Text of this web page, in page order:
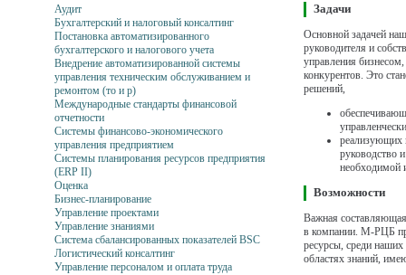
Аудит
Бухгалтерский и налоговый консалтинг
Постановка автоматизированного
бухгалтерского и налогового учета
Внедрение автоматизированной системы
управления техническим обслуживанием и
ремонтом (то и р)
Международные стандарты финансовой
отчетности
Системы финансово-экономического
управления предприятием
Системы планирования ресурсов предприятия
(ERP II)
Оценка
Бизнес-планирование
Управление проектами
Управление знаниями
Система сбалансированных показателей BSC
Логистический консалтинг
Управление персоналом и оплата труда
Задачи
Основной задачей
руководителя и
управления
конкурентов. Это
решений,
реализующих
руководство
необходимой
Возможности
Важная
в компании. М-РЦБ
ресурсы, среди
областях знаний,